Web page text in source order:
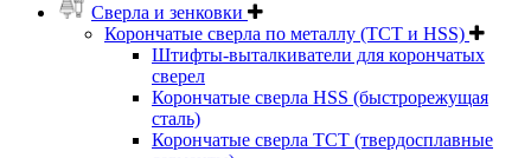
Сверла и зенковки
Корончатые сверла по металлу (TCT и HSS)
Штифты-выталкиватели для корончатых
сверел
Корончатые сверла HSS (быстрорежущая
сталь)
Корончатые сверла TCT (твердосплавные